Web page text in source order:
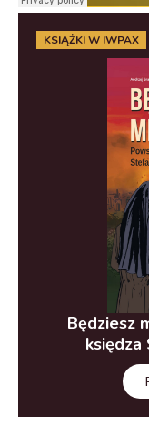
KSIĄŻKI W IWPAX
Będziesz
księdza